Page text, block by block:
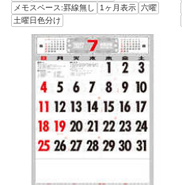
メモスペース:罫線無し
1ヶ月表示 六曜
土曜日色分け